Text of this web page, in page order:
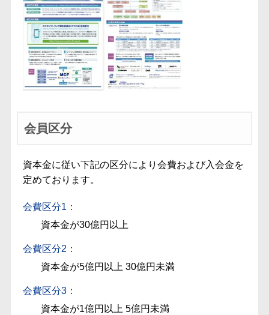
会員区分
資本金に従い下記の区分により会費および入会金を
定めております。
会費区分1：
資本金が30億円以上
会費区分2：
資本金が5億円以上 30億円未満
会費区分3：
資本金が1億円以上 5億円未満